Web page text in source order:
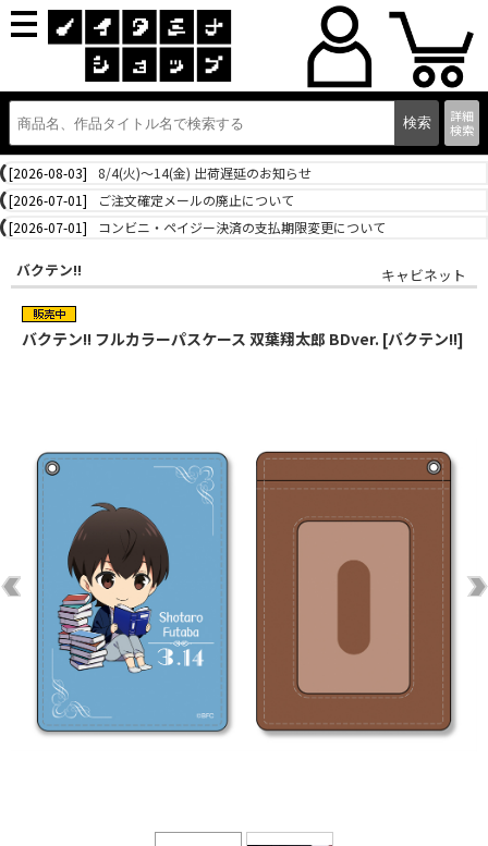
詳細
検索
[2026-08-03]
8/4(火)～14(金) 出荷遅延のお知らせ
[2026-07-01]
ご注文確定メールの廃止について
[2026-07-01]
コンビニ・ペイジー決済の支払期限変更について
バクテン!! キャビネット
バクテン!! フルカラーパスケース 双葉翔太郎 BDver. [バクテン!!]